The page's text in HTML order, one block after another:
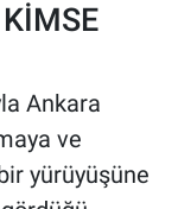
Ankara
ve
yürüyüşüne